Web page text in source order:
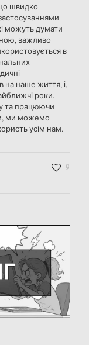
швидко
можуть думати
важливо
в
на наше життя, і,
роки.
та працюючи
ми можемо
усім нам.
9